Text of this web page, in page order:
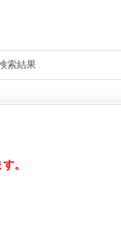
索結果
。